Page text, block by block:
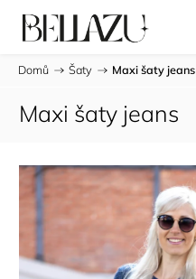
Domů / Šaty / Maxi šaty jeans
Maxi šaty jeans